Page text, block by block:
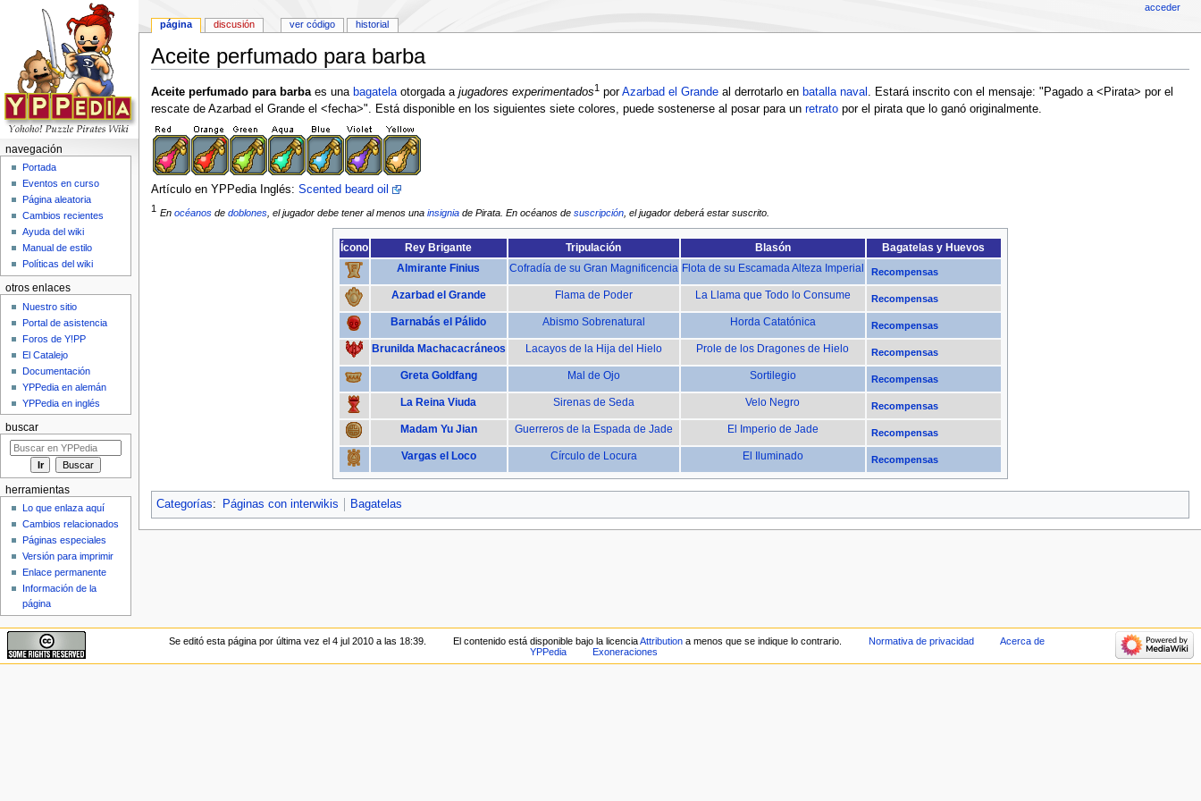
Aceite perfumado para barba
Aceite perfumado para barbaes una bagatelaotorgada a jugadores experimentados1porAzarbad el Grandeal derrotarlo en batalla naval . Estará inscrito con el mensaje: "Pagado a <Pirata> por el
rescate de Azarbad el Grande el <fecha>". Está disponible en los siguientes siete colores, puede sostenerse al posar para un retratopor el pirata que lo ganó originalmente.
Artículo en YPPedia Inglés: Scented beard oil
1 En océanosde doblones, el jugador debe tener al menos una insigniade Pirata. En océanos de suscripción, el jugador deberá estar suscrito.
Ícono Rey Brigante Tripulación Blasón Bagatelas y Huevos
Almirante Finius
Cofradía de su Gran Magnificencia Flota de su Escamada Alteza Imperial Recompensas
Azarbad el Grande Flama de Poder La Llama que Todo lo Consume Recompensas
Barnabás el Pálido Abismo Sobrenatural Horda Catatónica Recompensas
Brunilda Machacacráneos Lacayos de la Hija del Hielo Prole de los Dragones de Hielo Recompensas
Greta Goldfang Mal de Ojo Sortilegio Recompensas
La Reina Viuda Sirenas de Seda Velo Negro Recompensas
Madam Yu Jian Guerreros de la Espada de Jade El Imperio de Jade Recompensas
Vargas el Loco Círculo de Locura El Iluminado Recompensas
Categorías: Páginas con interwikis Bagatelas
página discusión ver código historial
acceder
navegación
Portada
Eventos en curso
Página aleatoria
Cambios recientes
Ayuda del wiki
Manual de estilo
Políticas del wiki
otros enlaces
Nuestro sitio
Portal de asistencia
Foros de Y!PP
El Catalejo
Documentación
YPPedia en alemán
YPPedia en inglés
buscar
herramientas
Lo que enlaza aquí
Cambios relacionados
Páginas especiales
Versión para imprimir
Enlace permanente
Información de la
página
Se editó esta página por última vez el 4 jul 2010 a las 18:39. El contenido está disponible bajo la licenciaAttribution a menos que se indique lo contrario. Normativa de privacidad
Acerca de
YPPedia
Exoneraciones